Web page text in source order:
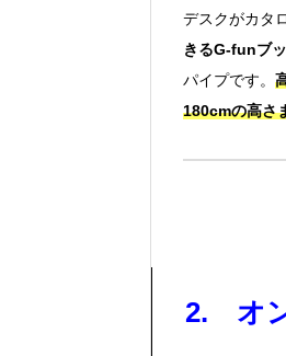
デスクがカタ
きるG-funブ
パイプです。
180cmの高さ
2. オ